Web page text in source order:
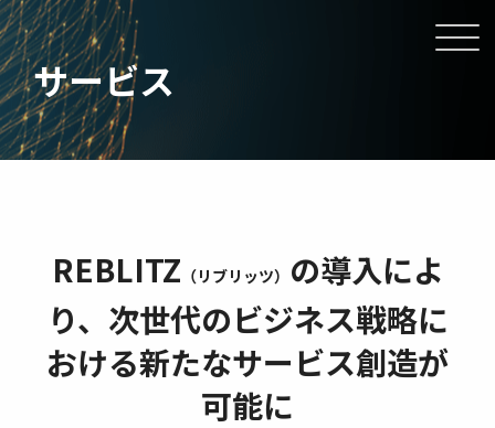
サービス
REBLITZ （リブリッツ） の導入によ
り、 次世代のビジネス戦略に
おける新たなサービス創造が
可能に